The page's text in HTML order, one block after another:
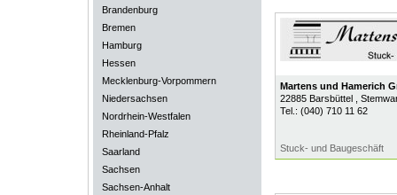
Brandenburg
Bremen
Hamburg
Hessen
Mecklenburg-Vorpommern
Niedersachsen
Nordrhein-Westfalen
Rheinland-Pfalz
Saarland
Sachsen
Sachsen-Anhalt
Martens und Hamerich
22885 Barsbüttel
,
Tel.: (040) 710 11 62
Stuck- und Baugeschäft